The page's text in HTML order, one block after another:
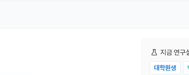
지금 연구
대학원생